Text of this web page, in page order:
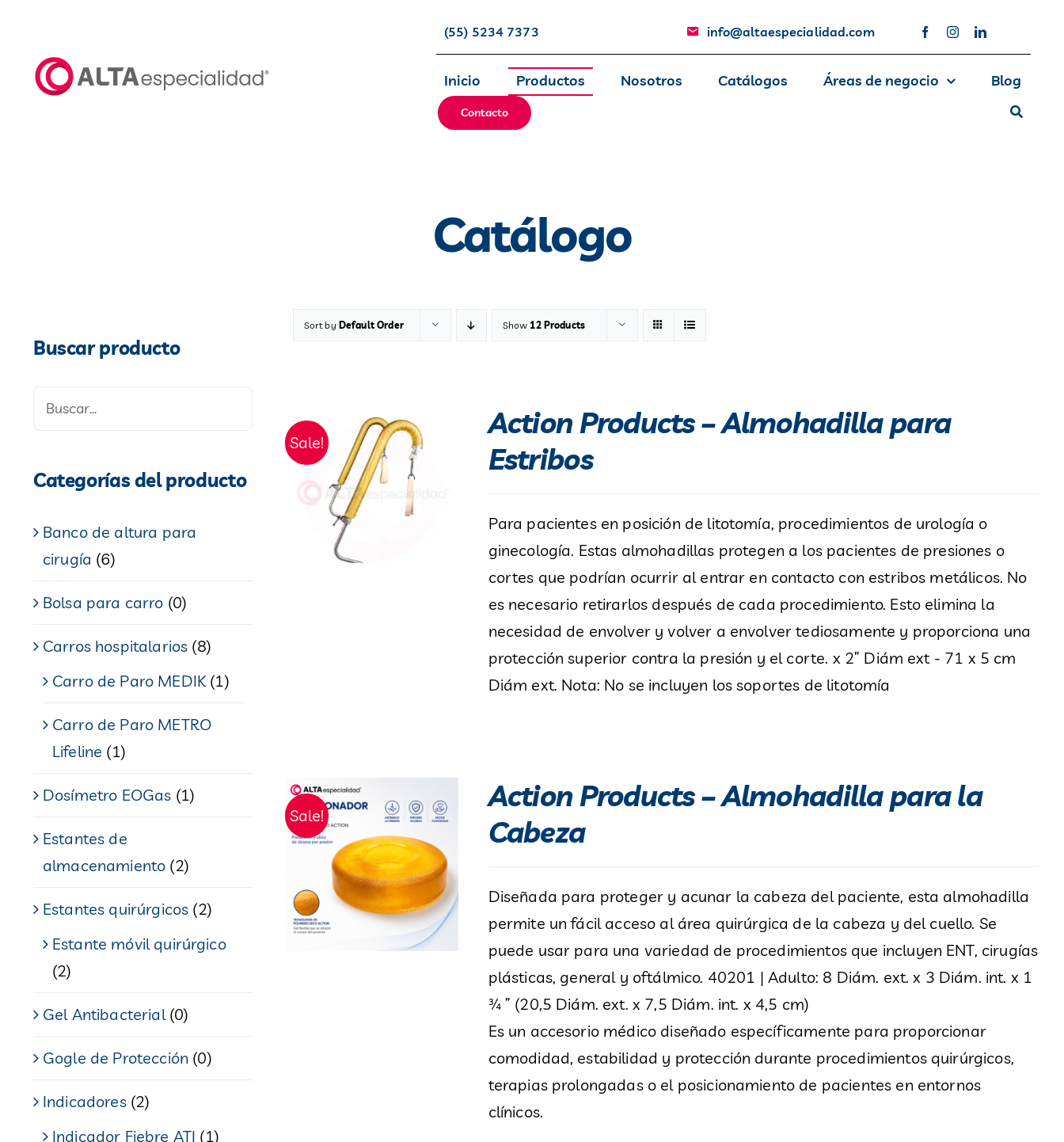
contenido
(55) 5234 7373 info@altaespecialidad.com
Inicio Productos Nosotros Catálogos Áreas de negocio Blog
Contacto
Catálogo
Buscar producto
Categorías del producto
Banco de altura para
cirugía (6)
Bolsa para carro (0)
Carros hospitalarios (8)
Carro de Paro MEDIK (1)
Carro de Paro METRO
Lifeline (1)
Dosímetro EOGas (1)
Estantes de
almacenamiento (2)
Estantes quirúrgicos (2)
Estante móvil quirúrgico
(2)
Gel Antibacterial (0)
Gogle de Protección (0)
Indicadores (2)
Indicador Fiebre ATI (1)
Sort by Default Order Show 12 Products
Sale!
Action Products – Almohadilla para
Estribos
Para pacientes en posición de litotomía, procedimientos de urología o
ginecología. Estas almohadillas protegen a los pacientes de presiones o
cortes que podrían ocurrir al entrar en contacto con estribos metálicos. No
es necesario retirarlos después de cada procedimiento. Esto elimina la
necesidad de envolver y volver a envolver tediosamente y proporciona una
protección superior contra la presión y el corte. x 2” Diám ext - 71 x 5 cm
Diám ext. Nota: No se incluyen los soportes de litotomía
Sale!
Action Products – Almohadilla para la
Cabeza
Diseñada para proteger y acunar la cabeza del paciente, esta almohadilla
permite un fácil acceso al área quirúrgica de la cabeza y del cuello. Se
puede usar para una variedad de procedimientos que incluyen ENT, cirugías
plásticas, general y oftálmico. 40201 | Adulto: 8 Diám. ext. x 3 Diám. int. x 1
¾ ” (20,5 Diám. ext. x 7,5 Diám. int. x 4,5 cm)
Es un accesorio médico diseñado específicamente para proporcionar
comodidad, estabilidad y protección durante procedimientos quirúrgicos,
terapias prolongadas o el posicionamiento de pacientes en entornos
clínicos.